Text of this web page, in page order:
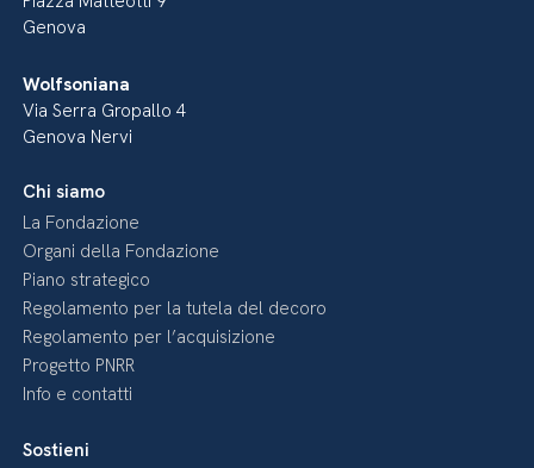
Genova
Wolfsoniana
Via Serra Gropallo 4
Genova Nervi
Chi siamo
La Fondazione
Organi della Fondazione
Piano strategico
Regolamento per la tutela del decoro
Regolamento per l’acquisizione
Progetto PNRR
Info e contatti
Sostieni